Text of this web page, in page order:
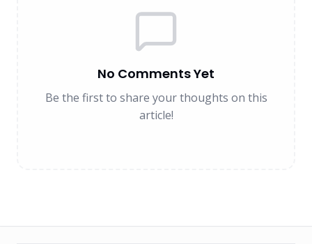
No Comments Yet
Be the first to share your thoughts on this
article!